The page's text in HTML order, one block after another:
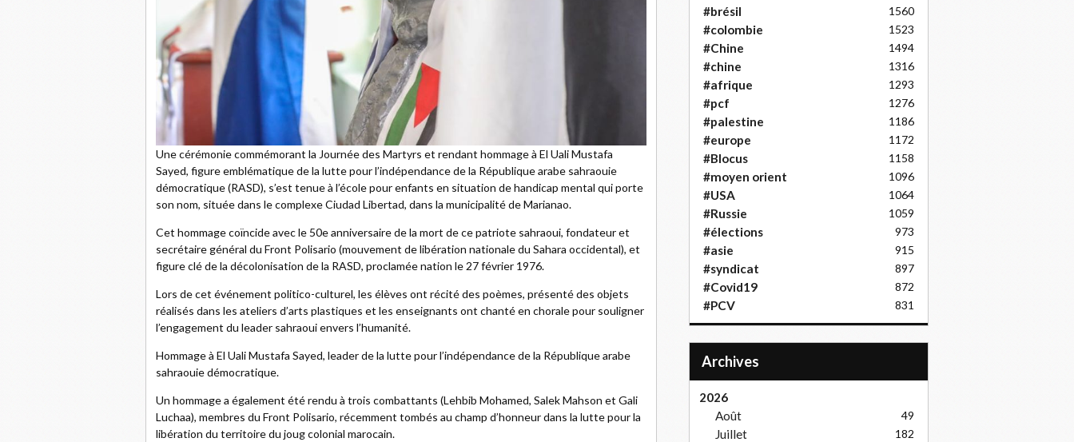
Une cérémonie commémorant la Journée des Martyrs et rendant hommage à El Uali Mustafa
Sayed, figure emblématique de la lutte pour l’indépendance de la République arabe sahraouie
démocratique (RASD), s’est tenue à l’école pour enfants en situation de handicap mental qui porte
son nom, située dans le complexe Ciudad Libertad, dans la municipalité de Marianao.
Cet hommage coïncide avec le 50e anniversaire de la mort de ce patriote sahraoui, fondateur et
secrétaire général du Front Polisario (mouvement de libération nationale du Sahara occidental), et
figure clé de la décolonisation de la RASD, proclamée nation le 27 février 1976.
Lors de cet événement politico-culturel, les élèves ont récité des poèmes, présenté des objets
réalisés dans les ateliers d’arts plastiques et les enseignants ont chanté en chorale pour souligner
l’engagement du leader sahraoui envers l’humanité.
Hommage à El Uali Mustafa Sayed, leader de la lutte pour l’indépendance de la République arabe
sahraouie démocratique.
Un hommage a également été rendu à trois combattants (Lehbib Mohamed, Salek Mahson et Gali
Luchaa), membres du Front Polisario, récemment tombés au champ d’honneur dans la lutte pour la
libération du territoire du joug colonial marocain.
#brésil 1560
#colombie 1523
#Chine 1494
#chine 1316
#afrique 1293
#pcf 1276
#palestine 1186
#europe 1172
#Blocus 1158
#moyen orient 1096
#USA 1064
#Russie 1059
#élections 973
#asie 915
#syndicat 897
#Covid19 872
#PCV 831
Archives
2026
Août
49
Juillet 182